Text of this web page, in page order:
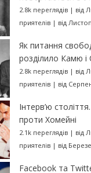
2.8k переглядів| від
приятелів| від
Як питання
розділило Камю і
2.8k переглядів| від
приятелів| від
Інтерв’ю
проти Хомейні
2.1k переглядів| від
приятелів| від
Facebook та